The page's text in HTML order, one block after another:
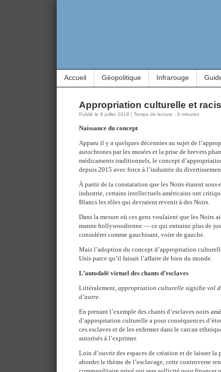
Accueil Géopolitique Infrarouge
Appropriation culturelle et
Publié le 8 juillet 2018 | Temps de lecture : 8 minutes
Naissance du concept
Apparu il y a quelques décennies au sujet de
autochtones par les musées et la prise de brevets
médicaments traditionnels, le concept
depuis 2015 avec force à l’industrie du
À partir de la constatation que les Noirs étaient sous-
industrie, certains intellectuels américains ont
Blancs les rôles qui devraient revenir à des Noirs.
Dans la mesure où ces gens voulaient que les Noirs
manne hollywoodienne — ce qui entraine plus de
considérer comme gauchisant, voire de gauche.
Mais l’adoption du concept d’appropriation
Unis parce qu’il faisait l’affaire de bien du monde.
L’autodafé virtuel des chants d’esclaves
Littéralement, appropriation culturelle signifie vol
d’autre.
En prenant l’exemple des chants d’esclaves noirs
d’appropriation culturelle a pour conséquences
ces esclaves et de les enfermer dans le carcan
autorisés à l’exprimer.
Loin d’ouvrir des espaces de création et de laisser
aborder le thème de l’esclavage, cette controverse